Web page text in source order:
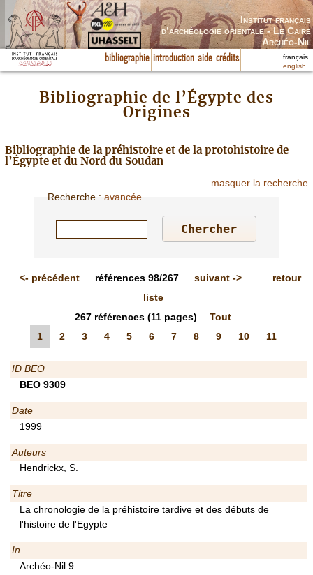
Institut français
d’archéologie orientale - Le Caire
Archéo-Nil
bibliographie introduction aide crédits
français
english
Bibliographie de l’Égypte des
Origines
Bibliographie de la préhistoire et de la protohistoire de
l’Égypte et du Nord du Soudan
masquer la recherche
Recherche :avancée
<- précédent références98/267 suivant->
retour
liste
267 références (11 pages)
Tout
1
2 3 4 5 6 7 8 9 10 11
ID BEO
BEO 9309
Date
1999
Auteurs
Hendrickx, S.
Titre
La chronologie de la préhistoire tardive et des débuts de
l'histoire de l'Egypte
In
Archéo-Nil 9